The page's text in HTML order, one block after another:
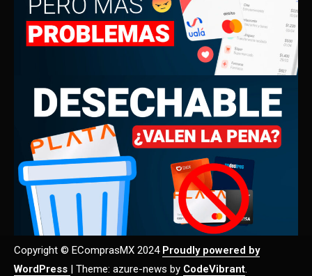
Copyright © EComprasMX 2024 Proudly powered by
WordPress | Theme: azure-news by CodeVibrant.